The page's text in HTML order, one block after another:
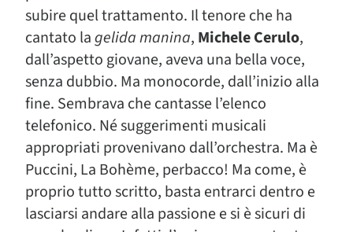
subire quel trattamento. Il tenore che ha
cantato lagelida manina, Michele Cerulo,
dall’aspetto giovane, aveva una bella voce,
senza dubbio. Ma monocorde, dall’inizio alla
fine. Sembrava che cantasse l’elenco
telefonico. Né suggerimenti musicali
appropriati provenivano dall’orchestra. Ma è
Puccini, La Bohème, perbacco! Ma come, è
proprio tutto scritto, basta entrarci dentro e
lasciarsi andare alla passione e si è sicuri di